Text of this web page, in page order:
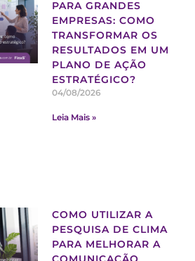
PARA GRANDES
EMPRESAS: COMO
TRANSFORMAR OS
RESULTADOS EM UM
PLANO DE AÇÃO
ESTRATÉGICO?
04/08/2026
Leia Mais »
COMO UTILIZAR A
PESQUISA DE CLIMA
PARA MELHORAR A